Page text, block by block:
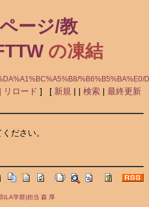
ージ/教
の凍結
%B6%B5%BA%E0/
リロード ] [ 新規 | | 検索| 最終更新
ださい。
(LA学群)担当 森 厚